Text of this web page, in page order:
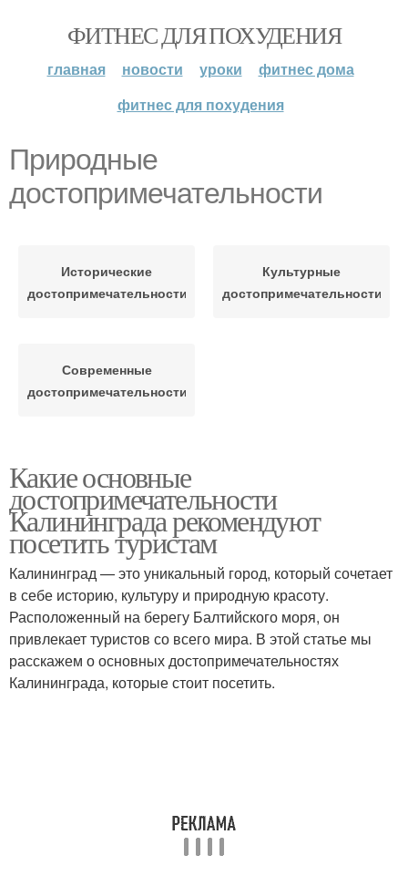
ФИТНЕС ДЛЯ ПОХУДЕНИЯ
главная новости уроки
фитнес дома
фитнес для похудения
Природные
достопримечательности
Исторические
достопримечательности
Культурные
достопримечательности
Современные
достопримечательности
Какие основные
достопримечательности
Калининграда рекомендуют
посетить туристам
Калининград — это уникальный город, который сочетает
в себе историю, культуру и природную красоту.
Расположенный на берегу Балтийского моря, он
привлекает туристов со всего мира. В этой статье мы
расскажем о основных достопримечательностях
Калининграда, которые стоит посетить.